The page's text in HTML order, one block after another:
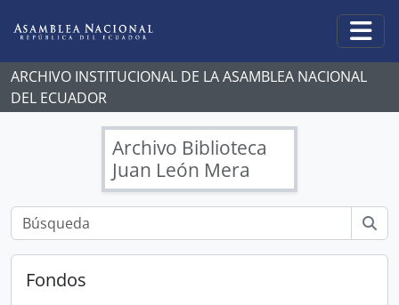
ARCHIVO INSTITUCIONAL DE LA ASAMBLEA NACIONAL
DEL ECUADOR
Archivo Biblioteca
Juan León Mera
Fondos